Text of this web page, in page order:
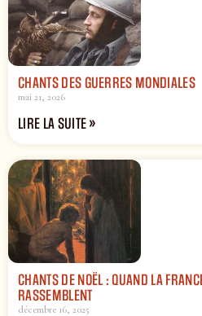
CHANTS DES GUERRES MONDIALES
mai 21, 2026
LIRE LA SUITE »
CHANTS DE NOËL : QUAND LA
RASSEMBLENT
décembre 16, 2025